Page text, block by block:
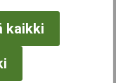
kaikki